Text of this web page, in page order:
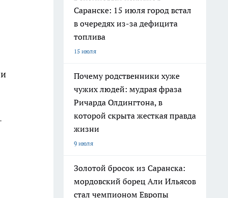
Саранске: 15 июля город встал
в очередях из-за дефицита
топлива
15 июля
Почему родственники хуже
чужих людей: мудрая фраза
Ричарда Олдингтона, в
которой скрыта жесткая правда
жизни
9 июля
Золотой бросок из Саранска:
мордовский борец Али Ильясов
стал чемпионом Европы